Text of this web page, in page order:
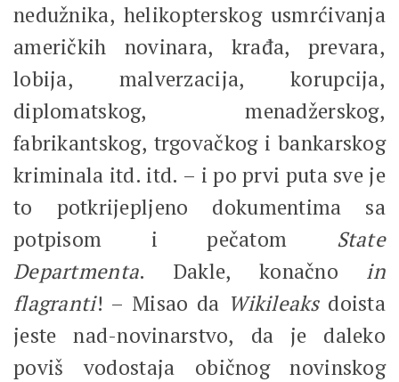
nedužnika, helikopterskog usmrćivanja
američkih novinara, krađa, prevara,
lobija, malverzacija, korupcija,
diplomatskog, menadžerskog,
fabrikantskog, trgovačkog i bankarskog
kriminala itd. itd. – i po prvi puta sve je
to potkrijepljeno dokumentima sa
potpisom i pečatom State
Departmenta. Dakle, konačno in
flagranti! – Misao da Wikileaksdoista
jeste nad-novinarstvo, da je daleko
poviš vodostaja običnog novinskog